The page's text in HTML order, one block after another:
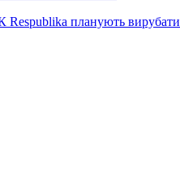
планують вирубати